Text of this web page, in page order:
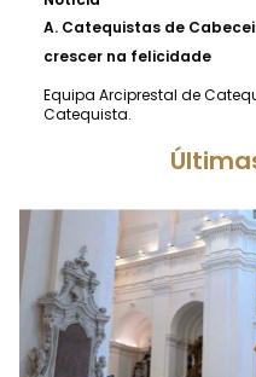
A. Catequistas de
crescer na felicidade
Equipa Arciprestal de
Catequista.